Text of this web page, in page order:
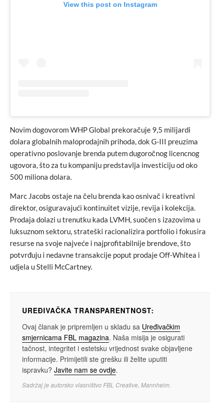
View this post on Instagram
Novim dogovorom WHP Global prekoračuje 9,5 milijardi
dolara globalnih maloprodajnih prihoda, dok G-III preuzima
operativno poslovanje brenda putem dugoročnog licencnog
ugovora, što za tu kompaniju predstavlja investiciju od oko
500 miliona dolara.
Marc Jacobs ostaje na čelu brenda kao osnivač i kreativni
direktor, osiguravajući kontinuitet vizije, revija i kolekcija.
Prodaja dolazi u trenutku kada LVMH, suočen s izazovima u
luksuznom sektoru, strateški racionalizira portfolio i fokusira
resurse na svoje najveće i najprofitabilnije brendove, što
potvrđuju i nedavne transakcije poput prodaje Off-Whitea i
udjela u Stelli McCartney.
UREĐIVAČKA TRANSPARENTNOST:
Ovaj članak je pripremljen u skladu sa Uređivačkim
smjernicama FBL magazina. Naša misija je osigurati
tačnost, integritet i estetsku vrijednost svake objavljene
informacije. Primijetili ste grešku ili želite uputiti
ispravku? Javite nam se ovdje.
Sadržaj je autorsko vlasništvo FBL Creative, Mannheim.